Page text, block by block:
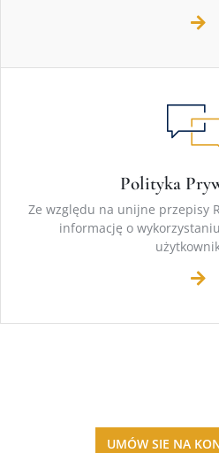
Polityka
Ze względu na unijne przepisy
informację o
UMÓW SIE NA